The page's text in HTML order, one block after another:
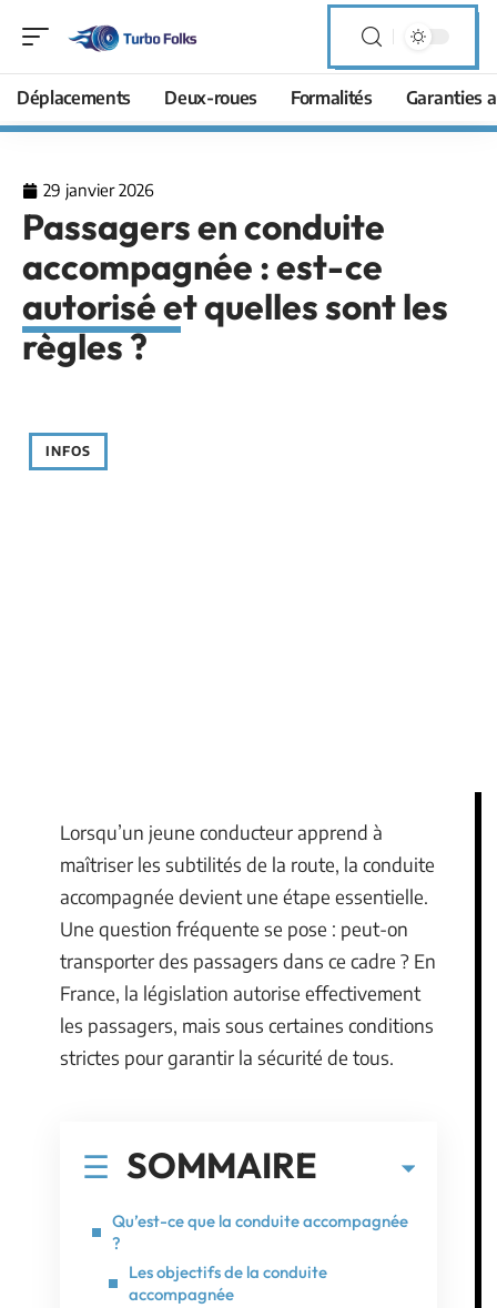
Déplacements Deux-roues Formalités Garanties
29 janvier 2026
Passagers en conduite
accompagnée : est-ce
autorisé et quelles sont les
règles ?
INFOS
Lorsqu’un jeune conducteur apprend à
maîtriser les subtilités de la route, la conduite
accompagnée devient une étape essentielle.
Une question fréquente se pose : peut-on
transporter des passagers dans ce cadre ? En
France, la législation autorise effectivement
les passagers, mais sous certaines conditions
strictes pour garantir la sécurité de tous.
SOMMAIRE
Qu’est-ce que la conduite accompagnée
?
Les objectifs de la conduite
accompagnée